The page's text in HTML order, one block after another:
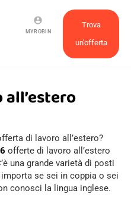
Trova
un'offerta
account_circle
MYROBIN
di lavoro all’estero?
offerte di lavoro all’estero
una grande varietà di posti
se sei in coppia o sei
conosci la lingua inglese.